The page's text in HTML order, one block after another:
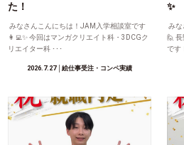
た！
みなさんこんにちは！JAM入学相談室です
👩‍💻✨ 今回はマンガクリエイト科・3DCGク
リエイター科 ･･･
2026.7.27│絵仕事受注・コンペ実績
✨
みな
🙋
です